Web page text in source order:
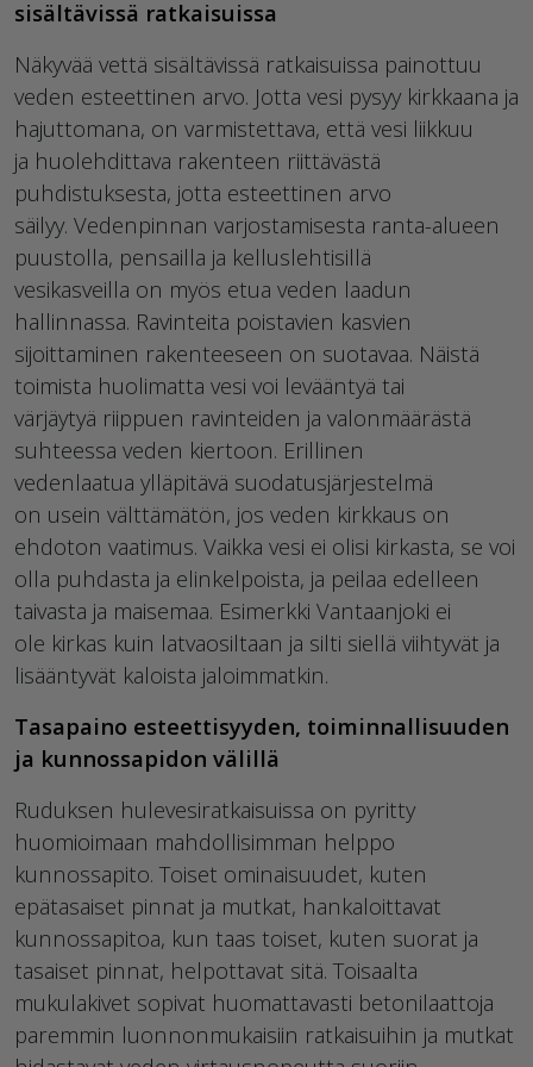
sisältävissä ratkaisuissa
Näkyvää vettä sisältävissä ratkaisuissa painottuu
veden esteettinen arvo. Jotta vesi pysyy kirkkaana ja
hajuttomana, on varmistettava, että vesi liikkuu
ja huolehdittava rakenteen riittävästä
puhdistuksesta, jotta esteettinen arvo
säilyy. Vedenpinnan varjostamisesta ranta-alueen
puustolla, pensailla ja kelluslehtisillä
vesikasveilla on myös etua veden laadun
hallinnassa. Ravinteita poistavien kasvien
sijoittaminen rakenteeseen on suotavaa. Näistä
toimista huolimatta vesi voi levääntyä tai
värjäytyä riippuen ravinteiden ja valonmäärästä
suhteessa veden kiertoon. Erillinen
vedenlaatua ylläpitävä suodatusjärjestelmä
on usein välttämätön, jos veden kirkkaus on
ehdoton vaatimus. Vaikka vesi ei olisi kirkasta, se voi
olla puhdasta ja elinkelpoista, ja peilaa edelleen
taivasta ja maisemaa. Esimerkki Vantaanjoki ei
ole kirkas kuin latvaosiltaan ja silti siellä viihtyvät ja
lisääntyvät kaloista jaloimmatkin.
Tasapaino esteettisyyden, toiminnallisuuden
ja kunnossapidon välillä
Ruduksen hulevesiratkaisuissa on pyritty
huomioimaan mahdollisimman helppo
kunnossapito. Toiset ominaisuudet, kuten
epätasaiset pinnat ja mutkat, hankaloittavat
kunnossapitoa, kun taas toiset, kuten suorat ja
tasaiset pinnat, helpottavat sitä. Toisaalta
mukulakivet sopivat huomattavasti betonilaattoja
paremmin luonnonmukaisiin ratkaisuihin ja mutkat